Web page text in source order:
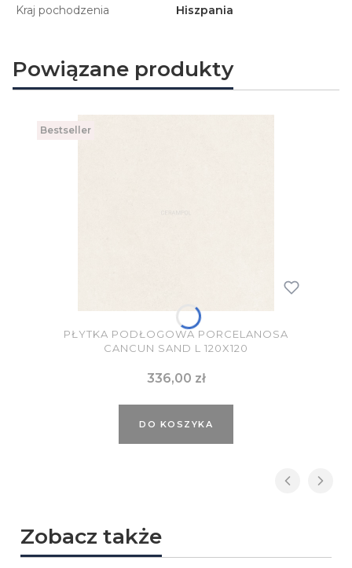
Kraj pochodzenia Hiszpania
Powiązane produkty
Bestseller
PŁYTKA PODŁOGOWA PORCELANOSA
CANCUN SAND L 120X120
Cena
336,00 zł
DO KOSZYKA
Zobacz także